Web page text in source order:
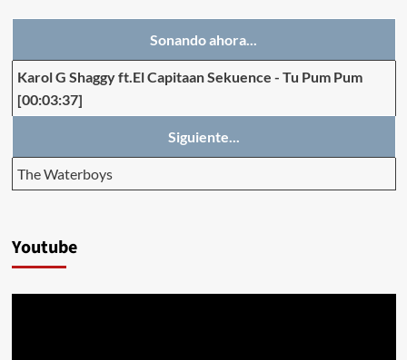
Sonando ahora...
Karol G Shaggy ft.El Capitaan Sekuence - Tu Pum Pum
[00:03:37]
Siguiente...
The Waterboys
Youtube